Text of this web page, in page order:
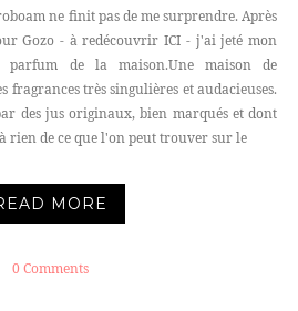
ne finit pas de me surprendre. Après
Gozo - à redécouvrir ICI - j'ai jeté mon
de la maison.Une maison de
très singulières et audacieuses.
des jus originaux, bien marqués et dont
rien de ce que l'on peut trouver sur le
MORE
0 Comments